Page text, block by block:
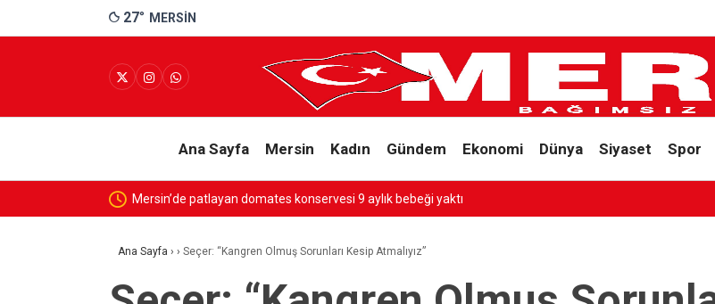
27° MERSIN
Ana Sayfa Mersin Kadın Gündem Ekonomi Dünya Siyaset Spor
Mersin’de patlayan domates konservesi 9 aylık bebeği yaktı
Ana Sayfa › › Seçer: “Kangren Olmuş Sorunları Kesip Atmalıyız”